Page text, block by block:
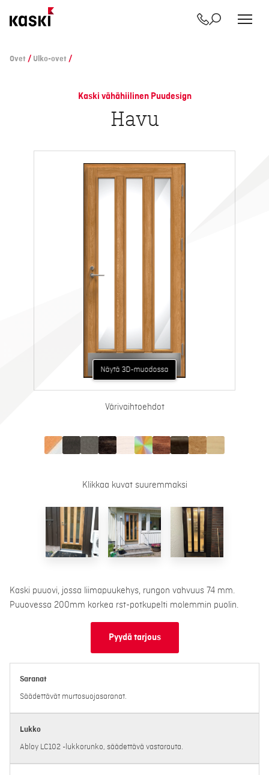
sisältöön
Yhteystiedot
Etsi
Ovet / Ulko-ovet /
Kaski vähähiilinen Puudesign
Havu
Näytä 3D-muodossa
Näytä AR-muodossa
Värivaihtoehdot
Klikkaa kuvat suuremmaksi
Kaski puuovi, jossa liimapuukehys, rungon vahvuus 74 mm.
Puuovessa 200mm korkea rst-potkupelti molemmin puolin.
Pyydä tarjous
Saranat
Säädettävät murtosuojasaranat.
Lukko
Abloy LC102 -lukkorunko, säädettävä vastarauta.